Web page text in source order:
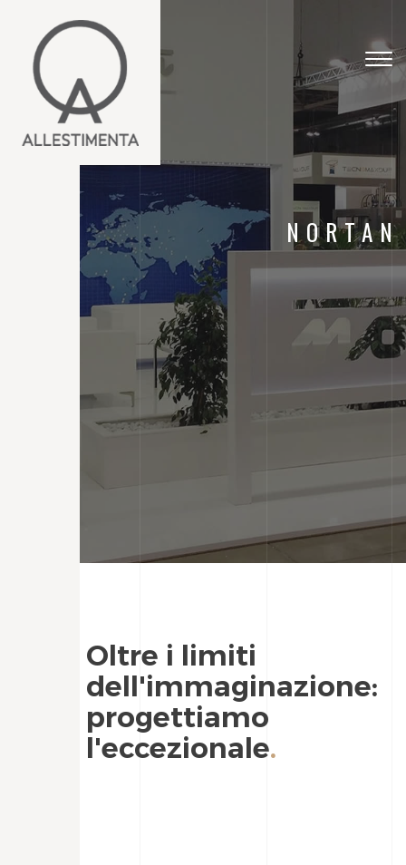
NORTAN
Oltre i limiti
dell'immaginazione:
progettiamo
l'eccezionale.